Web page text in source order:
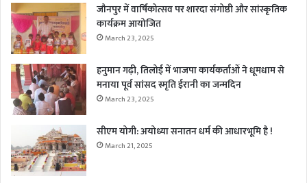
जौनपुर में वार्षिकोत्सव पर शारदा संगोष्ठी और सांस्कृतिक
कार्यक्रम आयोजित
March 23, 2025
हनुमान गढ़ी, तिलोई में भाजपा कार्यकर्ताओं ने धूमधाम से
मनाया पूर्व सांसद स्मृति ईरानी का जन्मदिन
March 23, 2025
सीएम योगी: अयोध्या सनातन धर्म की आधारभूमि है !
March 21, 2025